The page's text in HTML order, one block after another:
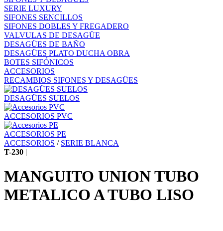
SERIE LUXURY
SIFONES SENCILLOS
SIFONES DOBLES Y FREGADERO
VALVULAS DE DESAGÜE
DESAGÜES DE BAÑO
DESAGÜES PLATO DUCHA OBRA
BOTES SIFÓNICOS
ACCESORIOS
RECAMBIOS SIFONES Y DESAGÜES
DESAGÜES SUELOS
ACCESORIOS PVC
ACCESORIOS PE
ACCESORIOS / SERIE BLANCA
T-230 |
MANGUITO UNION TUBO
METALICO A TUBO LISO